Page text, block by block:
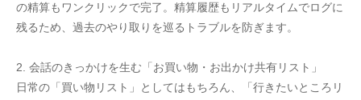
の精算もワンクリックで完了。精算履歴もリアルタイムでログに
残るため、過去のやり取りを巡るトラブルを防ぎます。
2. 会話のきっかけを生む「お買い物・お出かけ共有リスト」
日常の「買い物リスト」としてはもちろん、「行きたいところリ